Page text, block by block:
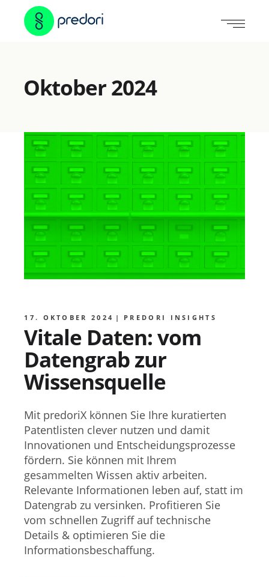
Oktober 2024
17. OKTOBER 2024 PREDORI INSIGHTS
Vitale Daten: vom
Datengrab zur
Wissensquelle
Mit predoriX können Sie Ihre kuratierten
Patentlisten clever nutzen und damit
Innovationen und Entscheidungsprozesse
fördern. Sie können mit Ihrem
gesammelten Wissen aktiv arbeiten.
Relevante Informationen leben auf, statt im
Datengrab zu versinken. Profitieren Sie
vom schnellen Zugriff auf technische
Details & optimieren Sie die
Informationsbeschaffung.